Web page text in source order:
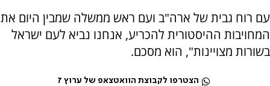
עם רוח גבית של ארה"ב ועם ראש ממשלה שמבין היום את
המחויבות ההיסטורית להכריע, אנחנו נביא לעם ישראל
בשורות מצויינות", הוא מסכם.
הצטרפו לקבוצת הוואטצאפ של ערוץ 7